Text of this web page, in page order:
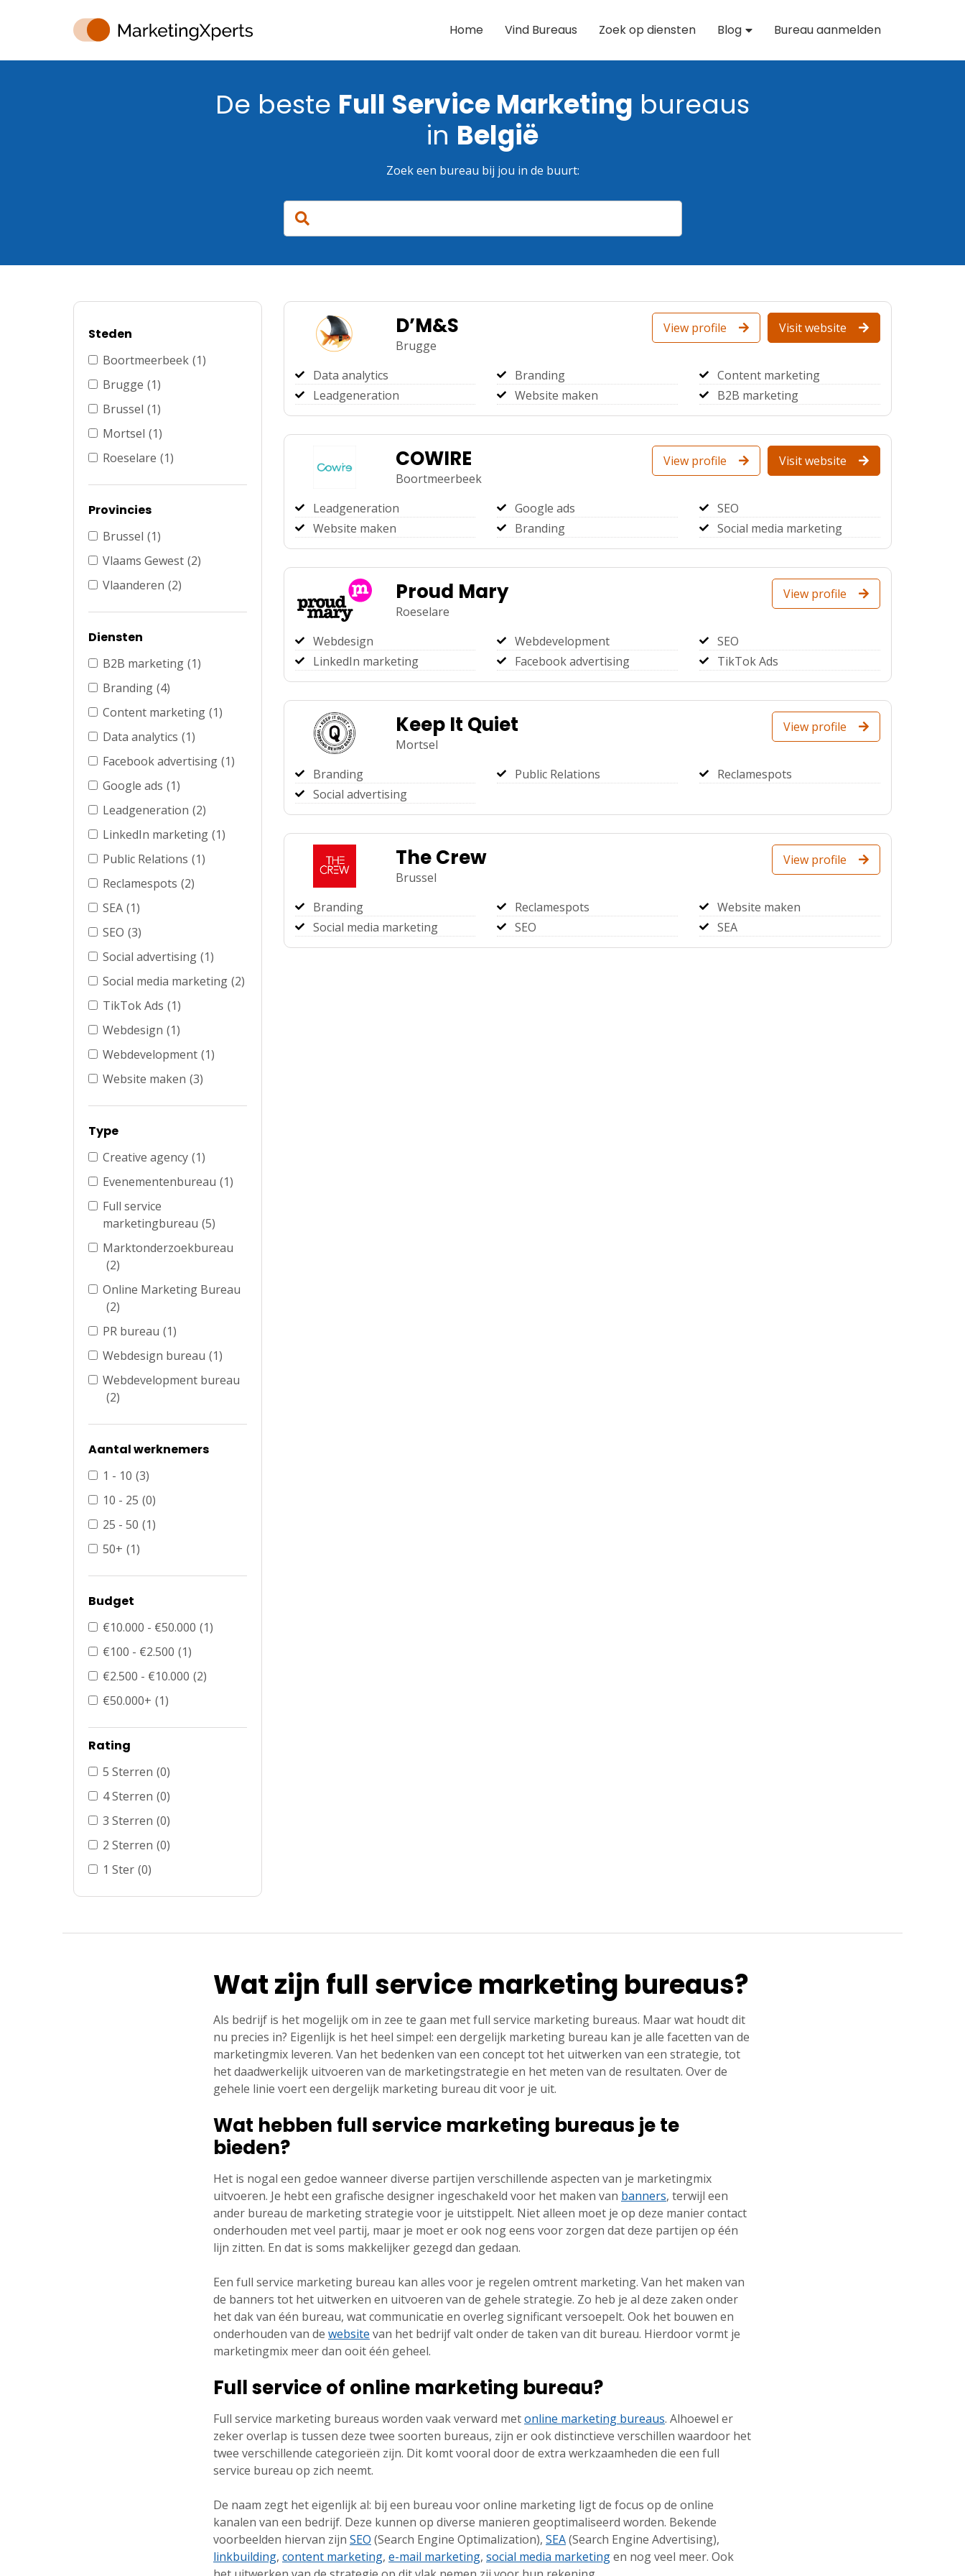
Home Vind Bureaus Zoek op diensten Blog Bureau aanmelden
De beste Full Service Marketing bureaus
in België
Zoek een bureau bij jou in de buurt:
Steden
Boortmeerbeek (1)
Brugge (1)
Brussel (1)
Mortsel (1)
Roeselare (1)
Provincies
Brussel (1)
Vlaams Gewest (2)
Vlaanderen (2)
Diensten
B2B marketing (1)
Branding (4)
Content marketing (1)
Data analytics (1)
Facebook advertising (1)
Google ads (1)
Leadgeneration (2)
LinkedIn marketing (1)
Public Relations (1)
Reclamespots (2)
SEA (1)
SEO (3)
Social advertising (1)
Social media marketing (2)
TikTok Ads (1)
Webdesign (1)
Webdevelopment (1)
Website maken (3)
Type
Creative agency (1)
Evenementenbureau (1)
Full service
marketingbureau (5)
Marktonderzoekbureau
(2)
Online Marketing Bureau
(2)
PR bureau (1)
Webdesign bureau (1)
Webdevelopment bureau
(2)
Aantal werknemers
1 - 10 (3)
10 - 25 (0)
25 - 50 (1)
50+ (1)
Budget
€10.000 - €50.000 (1)
€100 - €2.500 (1)
€2.500 - €10.000 (2)
€50.000+ (1)
Rating
5 Sterren (0)
4 Sterren (0)
3 Sterren (0)
2 Sterren (0)
1 Ster (0)
D’M&S
Brugge
View profile Visit website
Data analytics Branding
Content marketing
Leadgeneration
Website maken B2B marketing
COWIRE
Boortmeerbeek
View profile Visit website
Leadgeneration Google ads
SEO
Website maken
Branding Social media marketing
Proud Mary
Roeselare
View profile
Webdesign Webdevelopment
SEO
LinkedIn marketing
Facebook advertising TikTok Ads
Keep It Quiet
Mortsel
View profile
Branding Public Relations
Reclamespots
Social advertising
The Crew
Brussel
View profile
Branding Reclamespots
Website maken
Social media marketing
SEO SEA
Wat zijn full service marketing bureaus?
Als bedrijf is het mogelijk om in zee te gaan met full service marketing bureaus. Maar wat houdt dit
nu precies in? Eigenlijk is het heel simpel: een dergelijk marketing bureau kan je alle facetten van de
marketingmix leveren. Van het bedenken van een concept tot het uitwerken van een strategie, tot
het daadwerkelijk uitvoeren van de marketingstrategie en het meten van de resultaten. Over de
gehele linie voert een dergelijk marketing bureau dit voor je uit.
Wat hebben full service marketing bureaus je te
bieden?
Het is nogal een gedoe wanneer diverse partijen verschillende aspecten van je marketingmix
uitvoeren. Je hebt een grafische designer ingeschakeld voor het maken van banners, terwijl een
ander bureau de marketing strategie voor je uitstippelt. Niet alleen moet je op deze manier contact
onderhouden met veel partij, maar je moet er ook nog eens voor zorgen dat deze partijen op één
lijn zitten. En dat is soms makkelijker gezegd dan gedaan.
Een full service marketing bureau kan alles voor je regelen omtrent marketing. Van het maken van
de banners tot het uitwerken en uitvoeren van de gehele strategie. Zo heb je al deze zaken onder
het dak van één bureau, wat communicatie en overleg significant versoepelt. Ook het bouwen en
onderhouden van de website van het bedrijf valt onder de taken van dit bureau. Hierdoor vormt je
marketingmix meer dan ooit één geheel.
Full service of online marketing bureau?
Full service marketing bureaus worden vaak verward metonline marketing bureaus. Alhoewel er
zeker overlap is tussen deze twee soorten bureaus, zijn er ook distinctieve verschillen waardoor het
twee verschillende categorieën zijn. Dit komt vooral door de extra werkzaamheden die een full
service bureau op zich neemt.
De naam zegt het eigenlijk al: bij een bureau voor online marketing ligt de focus op de online
kanalen van een bedrijf. Deze kunnen op diverse manieren geoptimaliseerd worden. Bekende
voorbeelden hiervan zijn SEO (Search Engine Optimalization), SEA(Search Engine Advertising),
linkbuilding, content marketing, e-mail marketing, social media marketingen nog veel meer. Ook